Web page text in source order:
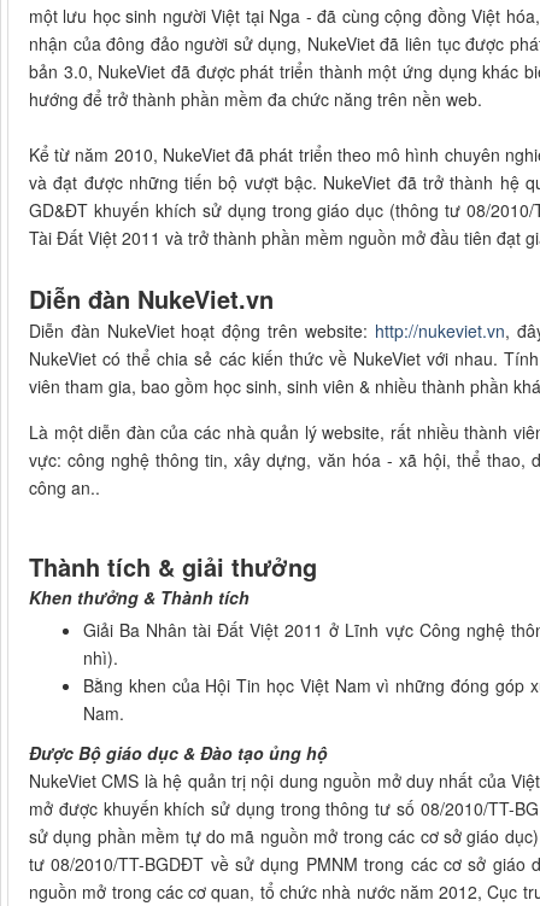
một lưu học sinh người Việt tại Nga - đã cùng cộng đồng Việt
nhận của đông đảo người sử dụng, NukeViet đã liên tục được
bản 3.0, NukeViet đã được phát triển thành một ứng dụng khác
hướng để trở thành phần mềm đa chức năng trên nền web.
Kể từ năm 2010, NukeViet đã phát triển theo mô hình chuyên
và đạt được những tiến bộ vượt bậc. NukeViet đã trở thành hệ
GD&ĐT khuyến khích sử dụng trong giáo dục (thông tư 08/
Tài Đất Việt 2011 và trở thành phần mềm nguồn mở đầu tiên đạt
Diễn đàn NukeViet.vn
Diễn đàn NukeViet hoạt động trên website: http://nukeviet.vn,
NukeViet có thể chia sẻ các kiến thức về NukeViet với nhau.
viên tham gia, bao gồm học sinh, sinh viên & nhiều thành phần
Là một diễn đàn của các nhà quản lý website, rất nhiều thành
vực: công nghệ thông tin, xây dựng, văn hóa - xã hội, thể
công an..
Thành tích & giải thưởng
Khen thưởng & Thành tích
Giải Ba Nhân tài Đất Việt 2011 ở Lĩnh vực Công nghệ
nhì).
Bằng khen của Hội Tin học Việt Nam vì những đóng
Nam.
Được Bộ giáo dục & Đào tạo ủng hộ
NukeViet CMS là hệ quản trị nội dung nguồn mở duy nhất của
mở được khuyến khích sử dụng trong thông tư số 08/2010/TT-
sử dụng phần mềm tự do mã nguồn mở trong các cơ sở giáo
tư 08/2010/TT-BGDĐT về sử dụng PMNM trong các cơ sở giáo
nguồn mở trong các cơ quan, tổ chức nhà nước năm 2012, Cục